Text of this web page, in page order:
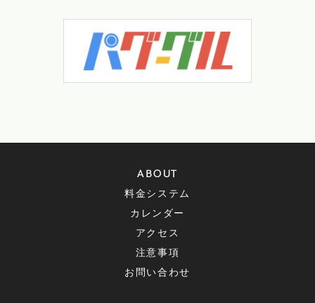
ABOUT
料金システム
カレンダー
アクセス
注意事項
お問い合わせ